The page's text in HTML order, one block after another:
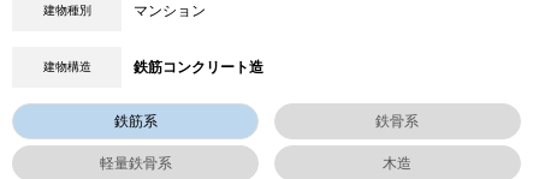
建物種別 マンション
建物構造 鉄筋コンクリート造
鉄筋系 鉄骨系
軽量鉄骨系 木造